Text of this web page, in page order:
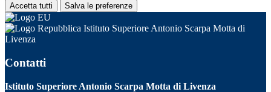
Accetta tutti Salva le preferenze
Istituto Superiore Antonio Scarpa Motta di
Livenza
Contatti
Istituto Superiore Antonio Scarpa Motta di Livenza